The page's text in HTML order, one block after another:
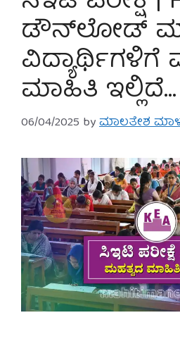
ಡೌನ್‌ಲೋಡ್
ವಿದ್ಯಾರ್ಥಿಗಳಿಗೆ
ಮಾಹಿತಿ ಇಲ್ಲಿದೆ…
06/04/2025 byಮಾಲತೇಶ